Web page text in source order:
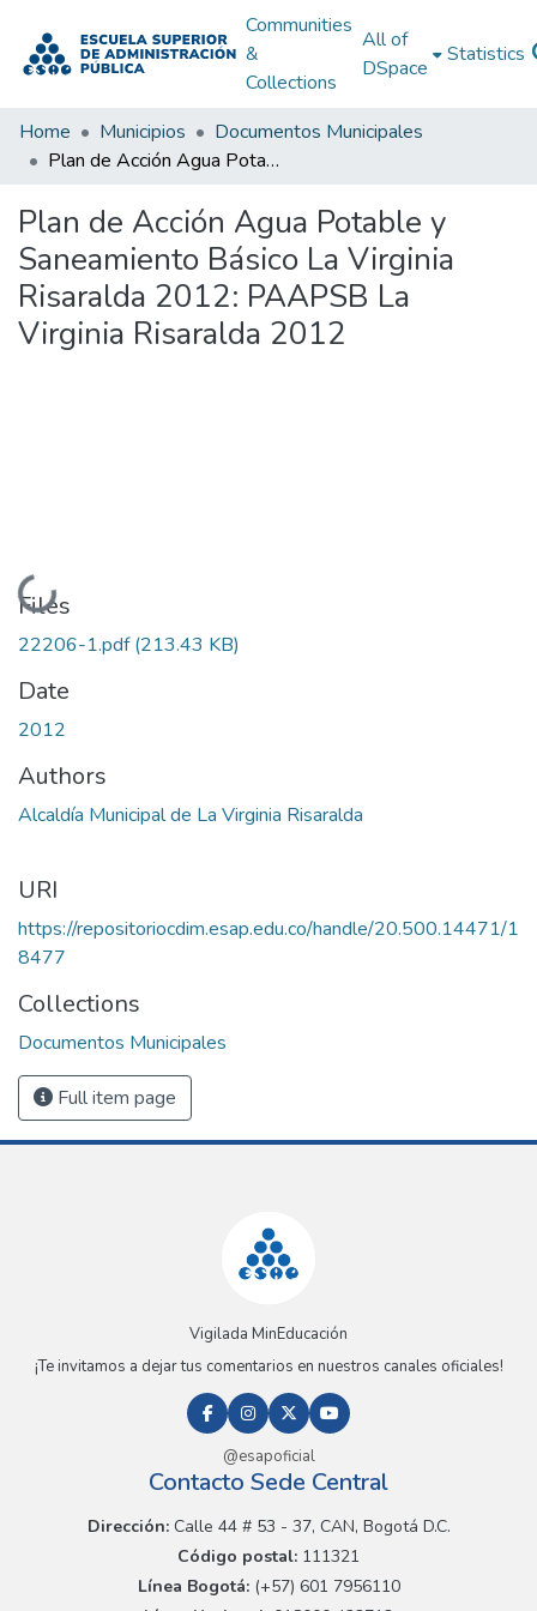
Communities
&
Collections
All of
DSpace
Statistics
Home Municipios
Documentos Municipales
Plan de Acción Agua Potable y Saneamiento Básico La Virginia Risaralda 2012: PAAPSB La Virginia Risaralda 2012
Plan de Acción Agua Potable y
Saneamiento Básico La Virginia
Risaralda 2012: PAAPSB La
Virginia Risaralda 2012
Loading...
Files
22206-1.pdf(213.43 KB)
Date
2012
Authors
Alcaldía Municipal de La Virginia Risaralda
URI
https://repositoriocdim.esap.edu.co/handle/20.500.14471/1
8477
Collections
Documentos Municipales
Full item page
Vigilada MinEducación
¡Te invitamos a dejar tus comentarios en nuestros canales oficiales!
@esapoficial
Contacto Sede Central
Dirección:Calle 44 # 53 - 37, CAN, Bogotá D.C.
Código postal: 111321
Línea Bogotá:(+57) 601 7956110